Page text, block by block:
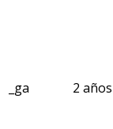
_ga 2 años